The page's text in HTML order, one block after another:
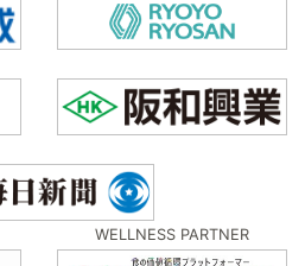
WELLNESS PARTNER